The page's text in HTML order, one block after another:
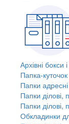
Архівні бокси
Папка-куточок
Папки адресні
Папки ділові,
Папки ділові,
Обкладинки